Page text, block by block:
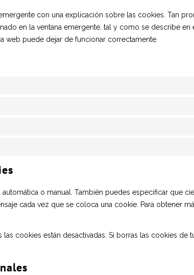
con una explicación sobre las cookies. Tan
en la ventana emergente, tal y como se describe
web puede dejar de funcionar correctamente.
o manual. También puedes especificar que
cada vez que se coloca una cookie. Para obtener
cookies están desactivadas. Si borras las cookies de